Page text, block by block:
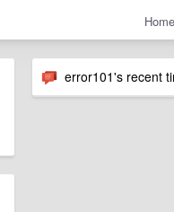
Home
error101's recent